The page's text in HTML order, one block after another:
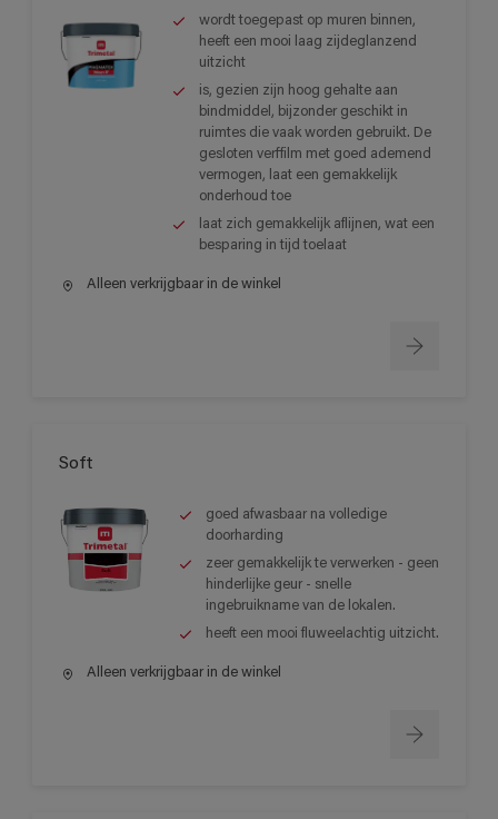
wordt toegepast op muren binnen,
heeft een mooi laag zijdeglanzend
uitzicht
is, gezien zijn hoog gehalte aan
bindmiddel, bijzonder geschikt in
ruimtes die vaak worden gebruikt. De
gesloten verffilm met goed ademend
vermogen, laat een gemakkelijk
onderhoud toe
laat zich gemakkelijk aflijnen, wat een
besparing in tijd toelaat
Alleen verkrijgbaar in de winkel
Soft
goed afwasbaar na volledige
doorharding
zeer gemakkelijk te verwerken - geen
hinderlijke geur - snelle
ingebruikname van de lokalen.
heeft een mooi fluweelachtig uitzicht.
Alleen verkrijgbaar in de winkel